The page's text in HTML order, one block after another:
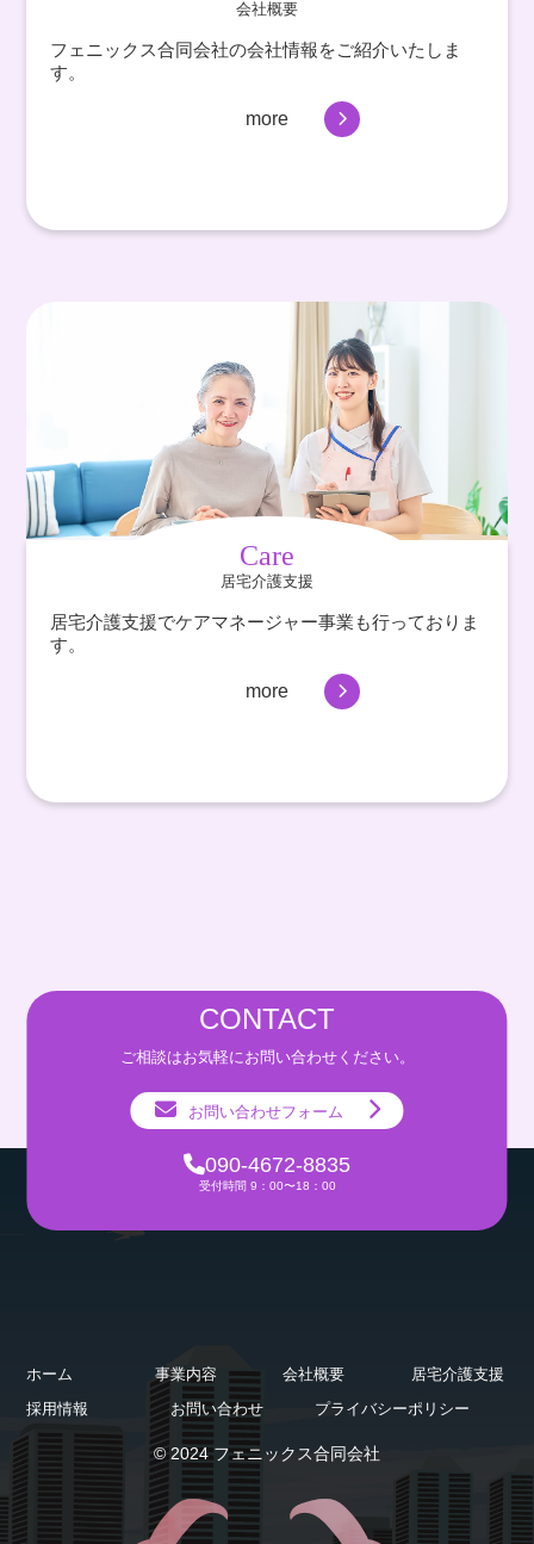
会社概要
フェニックス合同会社の会社情報をご紹介いたしま
す。
more
Care
居宅介護支援
居宅介護支援でケアマネージャー事業も行っておりま
す。
more
CONTACT
ご相談はお気軽にお問い合わせください。
お問い合わせフォーム
090-4672-8835
受付時間 9：00〜18：00
ホーム 事業内容 会社概要 居宅介護支援
採用情報 お問い合わせ プライバシーポリシー
© 2024 フェニックス合同会社